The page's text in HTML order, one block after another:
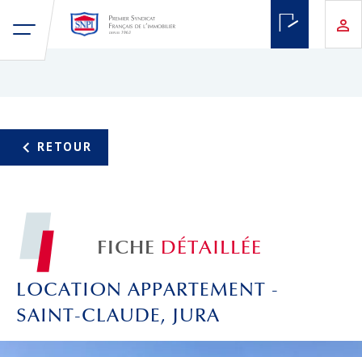
FICHE DÉTAILLÉE
LOCATION APPARTEMENT -
SAINT-CLAUDE, JURA